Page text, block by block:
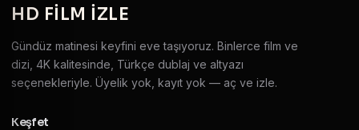
HD FILM IZLE
Gündüz matinesi keyfini eve taşıyoruz. Binlerce film ve
dizi, 4K kalitesinde, Türkçe dublaj ve altyazı
seçenekleriyle. Üyelik yok, kayıt yok — aç ve izle.
Keşfet